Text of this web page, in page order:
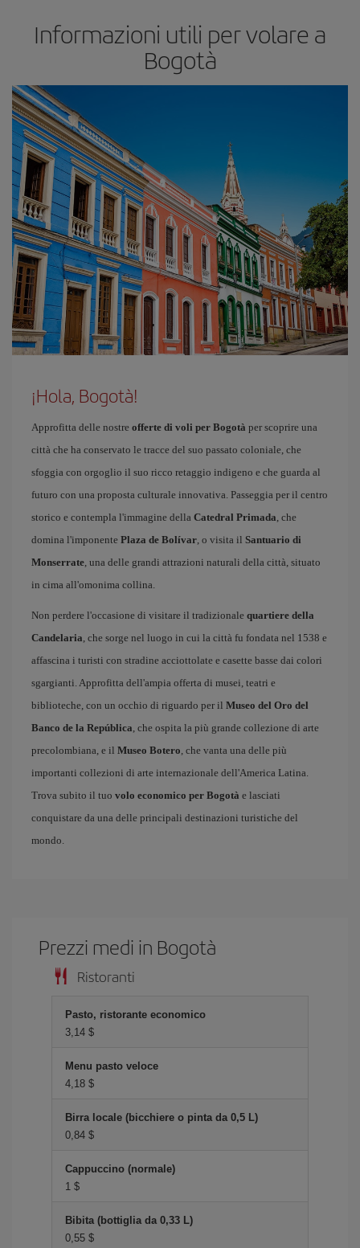
Informazioni utili per volare a
Bogotà
¡Hola, Bogotà!
Approfitta delle nostre offerte di voli per Bogotà per scoprire una
città che ha conservato le tracce del suo passato coloniale, che
sfoggia con orgoglio il suo ricco retaggio indigeno e che guarda al
futuro con una proposta culturale innovativa. Passeggia per il centro
storico e contempla l'immagine della Catedral Primada, che
domina l'imponente Plaza de Bolívar, o visita il Santuario di
Monserrate, una delle grandi attrazioni naturali della città, situato
in cima all'omonima collina.
Non perdere l'occasione di visitare il tradizionale quartiere della
Candelaria, che sorge nel luogo in cui la città fu fondata nel 1538 e
affascina i turisti con stradine acciottolate e casette basse dai colori
sgargianti. Approfitta dell'ampia offerta di musei, teatri e
biblioteche, con un occhio di riguardo per il Museo del Oro del
Banco de la República, che ospita la più grande collezione di arte
precolombiana, e il Museo Botero, che vanta una delle più
importanti collezioni di arte internazionale dell'America Latina.
Trova subito il tuo volo economico per Bogotà e lasciati
conquistare da una delle principali destinazioni turistiche del
mondo.
Prezzi medi in Bogotà
Ristoranti
Pasto, ristorante economico
3,14 $
Menu pasto veloce
4,18 $
Birra locale (bicchiere o pinta da 0,5 L)
0,84 $
Cappuccino (normale)
1 $
Bibita (bottiglia da 0,33 L)
0,55 $